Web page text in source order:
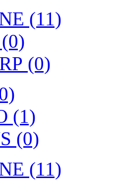
(11)
(0)
(1)
(0)
(11)